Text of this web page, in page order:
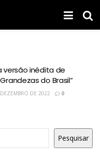
versão inédita de
do Brasil”
DE 2022 0
Pesquisar